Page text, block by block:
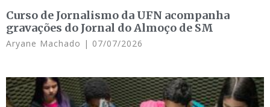
Curso de Jornalismo da UFN acompanha
gravações do Jornal do Almoço de SM
Aryane Machado 07/07/2026